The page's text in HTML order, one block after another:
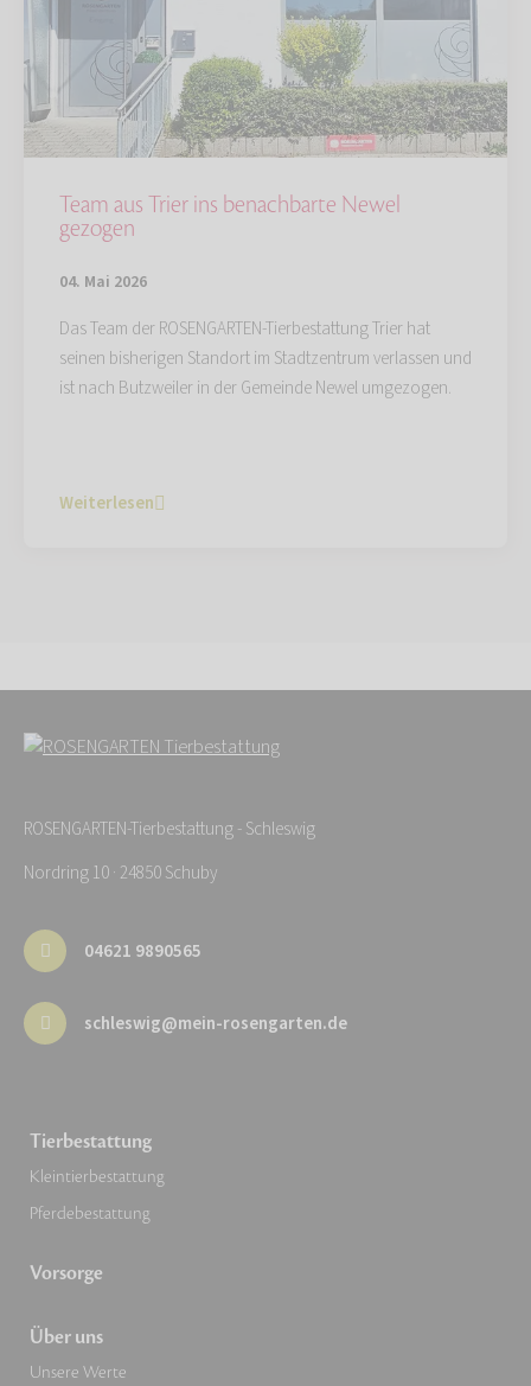
Team aus Trier ins benachbarte Newel
gezogen
04. Mai 2026
Das Team der ROSENGARTEN-Tierbestattung Trier hat
seinen bisherigen Standort im Stadtzentrum verlassen und
ist nach Butzweiler in der Gemeinde Newel umgezogen.
Weiterlesen
ROSENGARTEN-Tierbestattung - Schleswig
Nordring 10 · 24850 Schuby
04621 9890565
schleswig@mein-rosengarten.de
Tierbestattung
Kleintierbestattung
Pferdebestattung
Vorsorge
Über uns
Unsere Werte